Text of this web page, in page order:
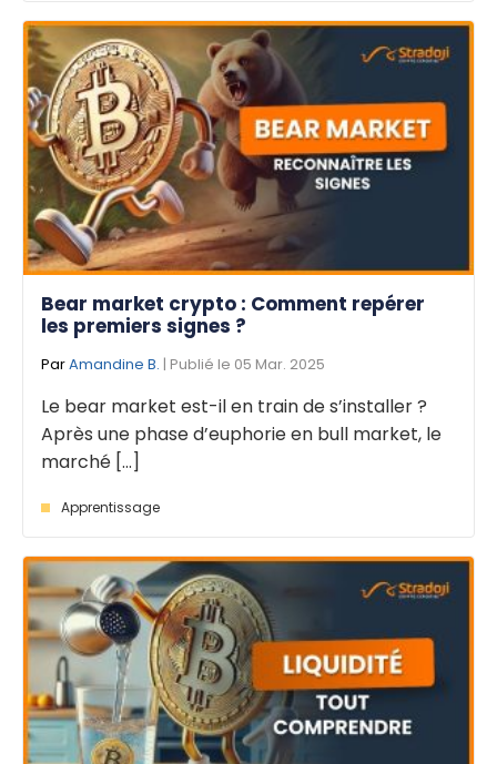
Bear market crypto : Comment repérer
les premiers signes ?
ParAmandine B. | Publié le 05 Mar. 2025
Le bear market est-il en train de s’installer ?
Après une phase d’euphorie en bull market, le
marché [...]
Apprentissage